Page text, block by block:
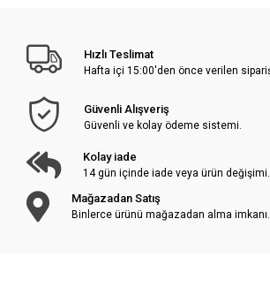
Hızlı Teslimat
Hafta içi 15:00'den önce verilen
Güvenli Alışveriş
Güvenli ve kolay ödeme sistemi.
Kolay iade
14 gün içinde iade veya ürün değişimi.
Mağazadan Satış
Binlerce ürünü mağazadan alma imkanı.